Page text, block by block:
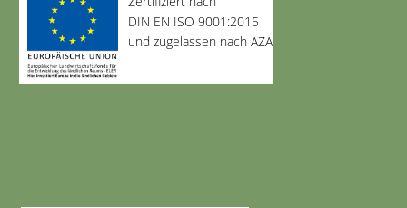
DIN EN ISO 9001:2015
und zugelassen nach AZAV